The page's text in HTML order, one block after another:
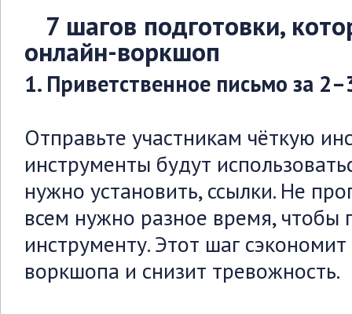
7 шагов подготовки,
онлайн-воркшоп
1. Приветственное письмо за
Отправьте участникам чёткую
инструменты будут
нужно установить, ссылки. Не
всем нужно разное время, чтобы
инструменту. Этот шаг
воркшопа и снизит тревожность.